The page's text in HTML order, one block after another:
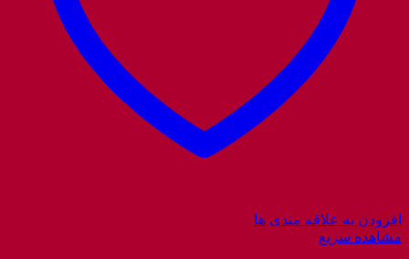
افزودن به علاقه مندی ها
مشاهده سریع